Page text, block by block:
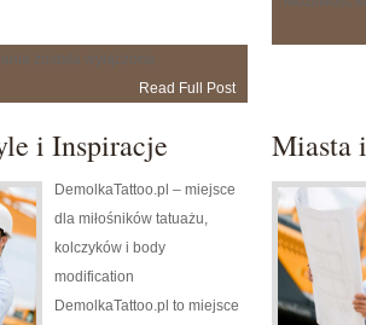
Read Full Post
i Inspiracje
DemolkaTattoo.pl – miejsce
dla miłośników tatuażu,
kolczyków i body
modification
DemolkaTattoo.pl to miejsce
Miasta